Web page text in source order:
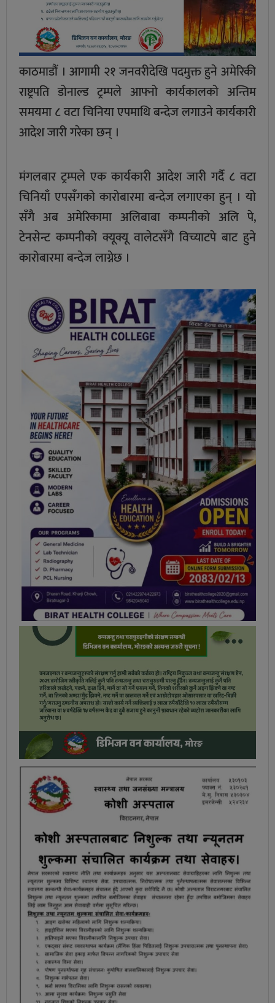
काठमाडौं । आगामी २१ जनवरीदेखि पदमुक्त हुने अमेरिकी
राष्ट्रपति डोनाल्ड ट्रम्पले आफ्नो कार्यकालको अन्तिम
समयमा ८ वटा चिनिया एपमाथि बन्देज लगाउने कार्यकारी
आदेश जारी गरेका छन् ।
मंगलबार ट्रम्पले एक कार्यकारी आदेश जारी गर्दै ८ वटा
चिनियाँ एपसँगको कारोबारमा बन्देज लगाएका हुन् । यो
सँगै अब अमेरिकामा अलिबाबा कम्पनीको अलि पे,
टेनसेन्ट कम्पनीको क्यूक्यू वालेटसँगै विच्याटपे बाट हुने
कारोबारमा बन्देज लाग्नेछ ।